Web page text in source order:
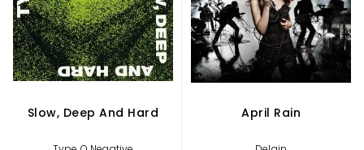
Slow, Deep And Hard April Rain